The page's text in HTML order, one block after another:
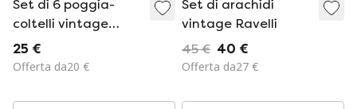
Set di 6 poggia-
coltelli vintage
francesi, in resina e
fiori secchi
25 €
Offerta da20 €
Set di arachidi
vintage Ravelli
45 € 40 €
Offerta da27 €